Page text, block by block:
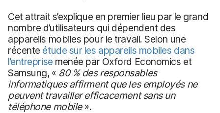
Cet attrait s’explique en premier lieu par le grand
nombre d’utilisateurs qui dépendent des
appareils mobiles pour le travail. Selon une
récente étude sur les appareils mobiles dans
l’entreprise menée par Oxford Economics et
Samsung, « 80 %des responsables
informatiques affirment que les employés ne
peuvent travailler efficacement sans un
téléphone mobile».